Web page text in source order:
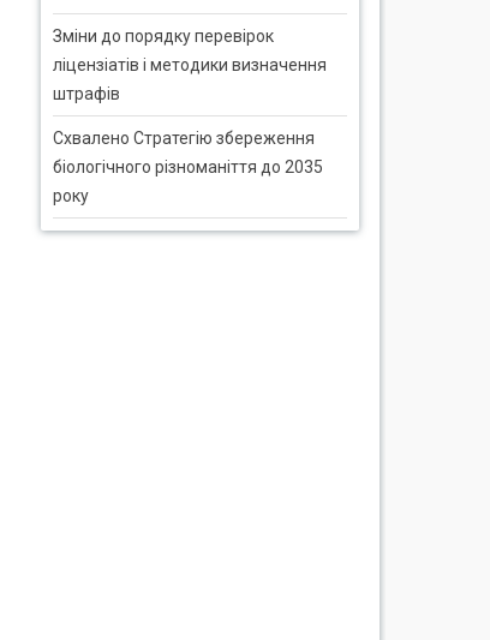
Зміни до порядку перевірок
ліцензіатів і методики визначення
штрафів
Схвалено Стратегію збереження
біологічного різноманіття до 2035
року